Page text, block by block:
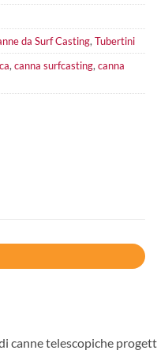
da Surf Casting, Tubertini
, canna surfcasting, canna
canne telescopiche